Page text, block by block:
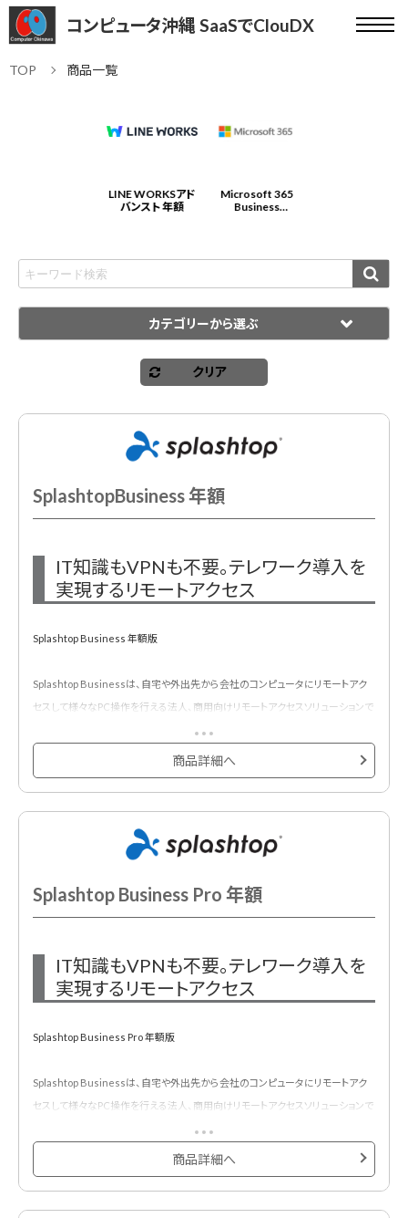
コンピュータ沖縄 SaaSでClouDX
TOP 商品一覧
LINE WORKSアド
バンスト 年額
Microsoft 365
Business
カテゴリーから選ぶ
クリア
SplashtopBusiness 年額
IT知識もVPNも不要。テレワーク導入を
実現するリモートアクセス
Splashtop Business 年額版
Splashtop Businessは、自宅や外出先から会社のコンピュータにリモートアク
セスして様々なPC操作を行える法人、商用向けリモートアクセスソリューションで
操作側はiOS・Androidデバイス、Windows・macOSに対応。接続先となる会社
側PCは、Windows・macOSをサポートしていますのでデバイスを新たに購入する
商品詳細へ
Splashtop Business Pro 年額
IT知識もVPNも不要。テレワーク導入を
実現するリモートアクセス
Splashtop Business Pro 年額版
Splashtop Businessは、自宅や外出先から会社のコンピュータにリモートアク
セスして様々なPC操作を行える法人、商用向けリモートアクセスソリューションで
操作側はiOS・Androidデバイス、Windows・macOSに対応。接続先となる会社
側PCは、Windows・macOSをサポートしていますのでデバイスを新たに購入する
商品詳細へ